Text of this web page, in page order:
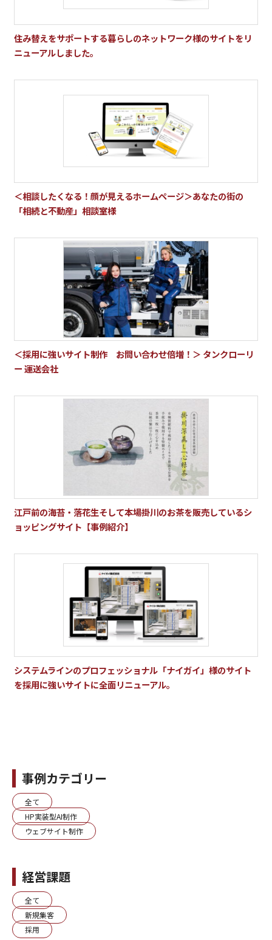
住み替えをサポートする暮らしのネットワーク様のサイトをリ
ニューアルしました。
＜相談したくなる！顔が見えるホームページ＞あなたの街の
「相続と不動産」相談室様
＜採用に強いサイト制作 お問い合わせ倍増！＞ タンクローリ
ー 運送会社
江戸前の海苔・落花生そして本場掛川のお茶を販売しているシ
ョッピングサイト【事例紹介】
システムラインのプロフェッショナル「ナイガイ」様のサイト
を採用に強いサイトに全面リニューアル。
事例カテゴリー
全て
HP実装型AI制作
ウェブサイト制作
経営課題
全て
新規集客
採用